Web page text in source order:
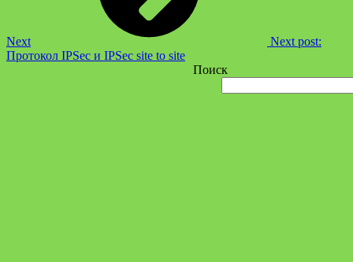
Next
Next post:
Протокол IPSec и IPSec site to site
Поиск